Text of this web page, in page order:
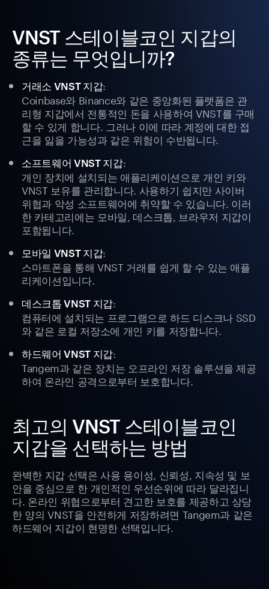
VNST 스테이블코인 지갑의
종류는 무엇입니까?
거래소 VNST 지갑:
Coinbase와 Binance와 같은 중앙화된 플랫폼은 관
리형 지갑에서 전통적인 돈을 사용하여 VNST를 구매
할 수 있게 합니다. 그러나 이에 따라 계정에 대한 접
근을 잃을 가능성과 같은 위험이 수반됩니다.
소프트웨어 VNST 지갑:
개인 장치에 설치되는 애플리케이션으로 개인 키와
VNST 보유를 관리합니다. 사용하기 쉽지만 사이버
위협과 악성 소프트웨어에 취약할 수 있습니다. 이러
한 카테고리에는 모바일, 데스크톱, 브라우저 지갑이
포함됩니다.
모바일 VNST 지갑:
스마트폰을 통해 VNST 거래를 쉽게 할 수 있는 애플
리케이션입니다.
데스크톱 VNST 지갑:
컴퓨터에 설치되는 프로그램으로 하드 디스크나 SSD
와 같은 로컬 저장소에 개인 키를 저장합니다.
하드웨어 VNST 지갑:
Tangem과 같은 장치는 오프라인 저장 솔루션을 제공
하여 온라인 공격으로부터 보호합니다.
최고의 VNST 스테이블코인
지갑을 선택하는 방법
완벽한 지갑 선택은 사용 용이성, 신뢰성, 지속성 및 보
안을 중심으로 한 개인적인 우선순위에 따라 달라집니
다. 온라인 위협으로부터 견고한 보호를 제공하고 상당
한 양의 VNST을 안전하게 저장하려면 Tangem과 같은
하드웨어 지갑이 현명한 선택입니다.